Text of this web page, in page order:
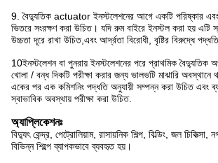
9. বৈদ্যুতিক actuator ইনস্টলেশনের আগে একটি পরিষ্কার
ভিতরে সংরক্ষণ করা উচিত। যদি রুম বাইরে ইনস্টল করা হয় এটি
উচ্চতা দূরে রাখা উচিত,এবং আর্দ্রতা বিরোধী, বৃষ্টির বিরুদ্ধে
10ইনস্টলেশন বা পুনরায় ইনস্টলেশনের পরে প্রাথমিক বৈদ্যুতিক
খোলা / বন্ধ দিকটি পরীক্ষা করার জন্য ভালভটি মাঝারি অবস্থানে
একের পর এক কমিশনিং পদ্ধতি অনুযায়ী সম্পন্ন করা উচিত এবং
স্বাভাবিক অবস্থায় পরীক্ষা করা উচিত.
অ্যাপ্লিকেশনঃ
বিদ্যুৎ কেন্দ্র, পেট্রোলিয়াম, রাসায়নিক শিল্প, বিল্ডিং, জল চিকিত্সা,
বিভিন্ন শিল্পে ব্যাপকভাবে ব্যবহৃত হয়।